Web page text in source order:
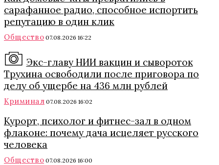
сарафанное радио, способное испортить
репутацию в один клик
Общество 07.08.2026 16:22
Экс-главу НИИ вакцин и сывороток
Трухина освободили после приговора по
делу об ущербе на 436 млн рублей
Криминал 07.08.2026 16:02
Курорт, психолог и фитнес-зал в одном
флаконе: почему дача исцеляет русского
человека
Общество 07.08.2026 16:00